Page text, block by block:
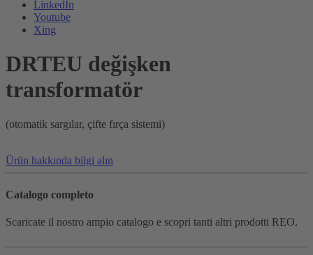
LinkedIn
Youtube
Xing
DRTEU değişken
transformatör
(otomatik sargılar, çifte fırça sistemi)
Ürün hakkında bilgi alın
Catalogo completo
Scaricate il nostro ampio catalogo e scopri tanti altri prodotti REO.